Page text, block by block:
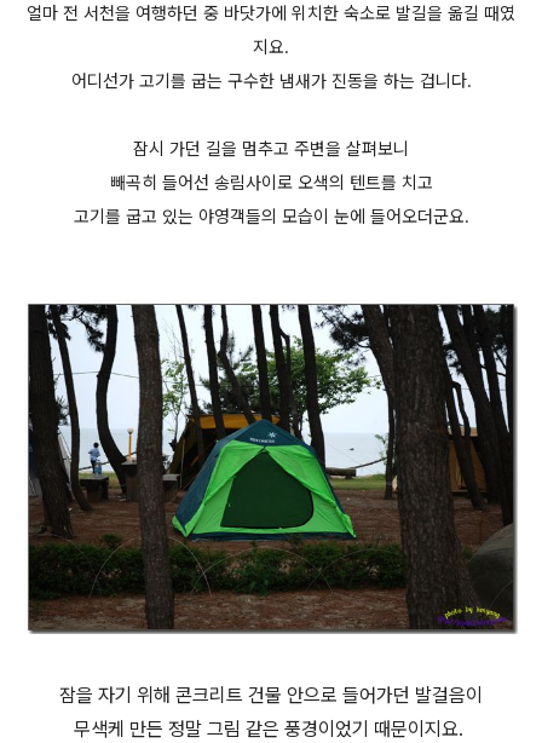
얼마 전 서천을 여행하던 중 바닷가에 위치한 숙소로 발길을 옮길 때였
지요.
어디선가 고기를 굽는 구수한 냄새가 진동을 하는 겁니다.
잠시 가던 길을 멈추고 주변을 살펴보니
빼곡히 들어선 송림사이로 오색의 텐트를 치고
고기를 굽고 있는 야영객들의 모습이 눈에 들어오더군요.
잠을 자기 위해 콘크리트 건물 안으로 들어가던 발걸음이
무색케 만든 정말 그림 같은 풍경이었기 때문이지요.